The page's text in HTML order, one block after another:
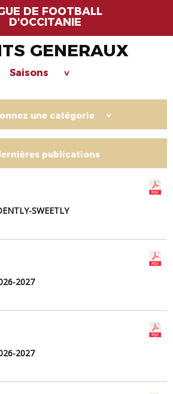
DE FOOTBALL
D'OCCITANIE
GENERAUX
Saisons >
une catégorie >
publications
SWEETLY
2027
2027